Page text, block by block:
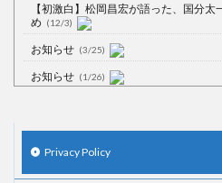
【初激白】松岡昌宏が語った、国分
め (12/3)
お知らせ (3/25)
お知らせ (1/26)
(7/13)
Privacy Policy